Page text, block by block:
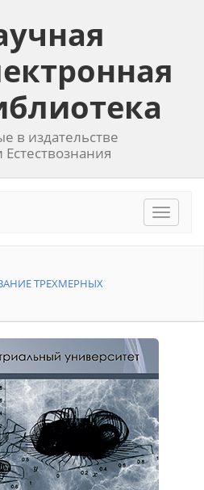
в издательстве
Toggle
ТРЕХМЕРНЫХ